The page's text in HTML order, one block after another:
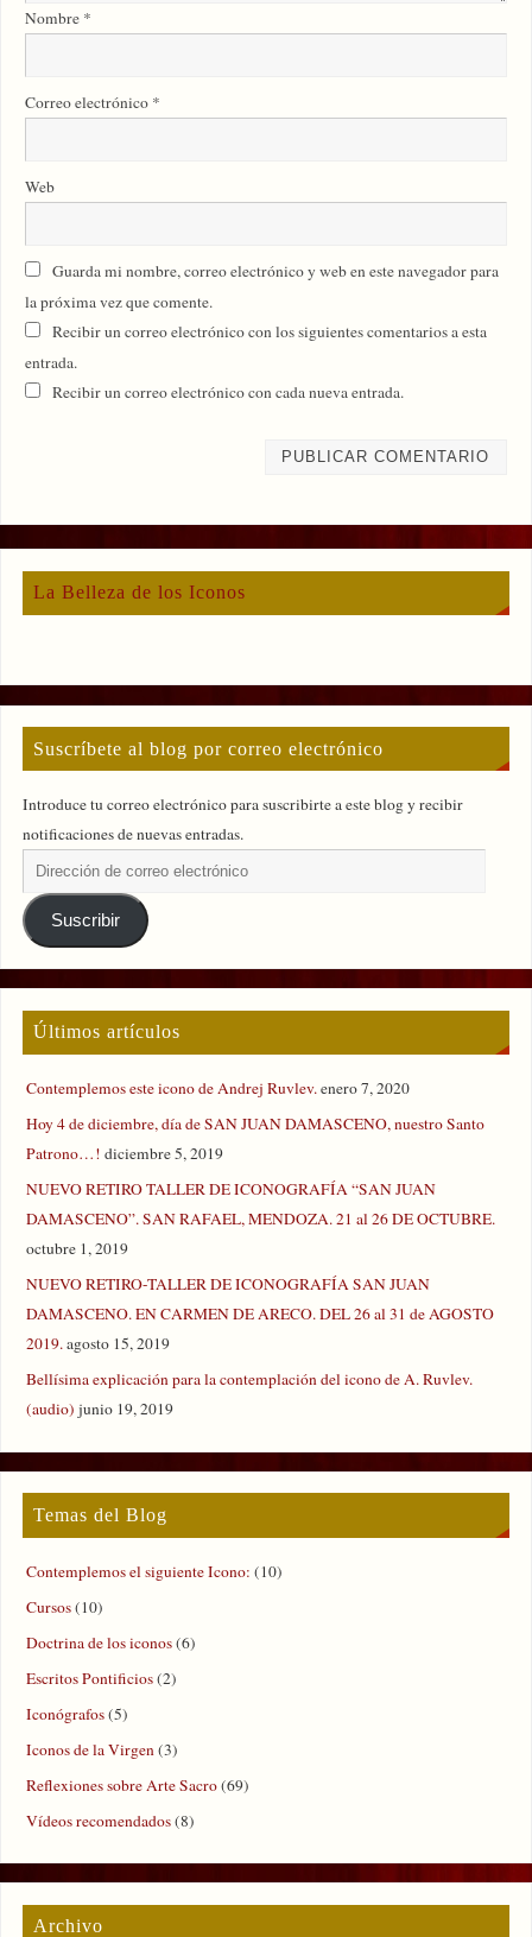
Nombre *
Correo electrónico *
Web
Guarda mi nombre, correo electrónico y web en este navegador para
la próxima vez que comente.
Recibir un correo electrónico con los siguientes comentarios a esta
entrada.
Recibir un correo electrónico con cada nueva entrada.
La Belleza de los Iconos
Suscríbete al blog por correo electrónico
Introduce tu correo electrónico para suscribirte a este blog y recibir
notificaciones de nuevas entradas.
Suscribir
Últimos artículos
Contemplemos este icono de Andrej Ruvlev.enero 7, 2020
Hoy 4 de diciembre, día de SAN JUAN DAMASCENO, nuestro Santo
Patrono…! diciembre 5, 2019
NUEVO RETIRO TALLER DE ICONOGRAFÍA “SAN JUAN
DAMASCENO”. SAN RAFAEL, MENDOZA. 21 al 26 DE OCTUBRE.
octubre 1, 2019
NUEVO RETIRO-TALLER DE ICONOGRAFÍA SAN JUAN
DAMASCENO. EN CARMEN DE ARECO. DEL 26 al 31 de AGOSTO
2019.agosto 15, 2019
Bellísima explicación para la contemplación del icono de A. Ruvlev.
(audio) junio 19, 2019
Temas del Blog
Contemplemos el siguiente Icono: (10)
Cursos(10)
Doctrina de los iconos(6)
Escritos Pontificios(2)
Iconógrafos(5)
Iconos de la Virgen (3)
Reflexiones sobre Arte Sacro(69)
Vídeos recomendados(8)
Archivo